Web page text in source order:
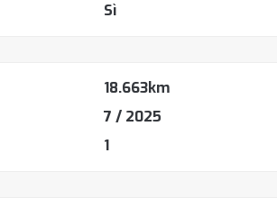
Sì
18.663km
7 / 2025
1